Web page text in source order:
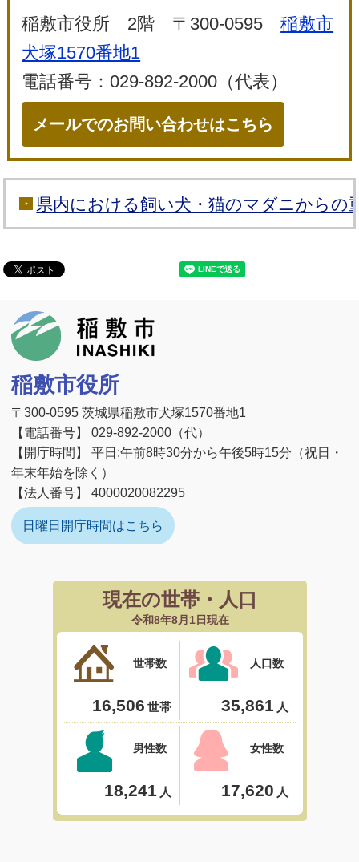
稲敷市役所 2階 〒300-0595稲敷市
犬塚1570番地1
電話番号：029-892-2000（代表）
メールでのお問い合わせはこちら
県内における飼い犬・猫のマダニからの
稲敷市役所
〒300-0595 茨城県稲敷市犬塚1570番地1
【電話番号】 029-892-2000（代）
【開庁時間】 平日:午前8時30分から午後5時15分（祝日・
年末年始を除く）
【法人番号】 4000020082295
日曜日開庁時間はこちら